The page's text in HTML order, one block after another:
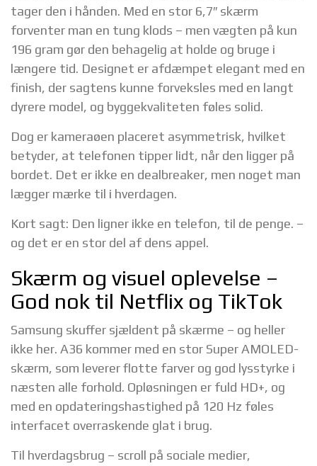
tager den i hånden. Med en stor 6,7″ skærm
forventer man en tung klods – men vægten på kun
196 gram gør den behagelig at holde og bruge i
længere tid. Designet er afdæmpet elegant med en
finish, der sagtens kunne forveksles med en langt
dyrere model, og byggekvaliteten føles solid.
Dog er kameraøen placeret asymmetrisk, hvilket
betyder, at telefonen tipper lidt, når den ligger på
bordet. Det er ikke en dealbreaker, men noget man
lægger mærke til i hverdagen.
Kort sagt: Den ligner ikke en telefon, til de penge. –
og det er en stor del af dens appel.
Skærm og visuel oplevelse –
God nok til Netflix og TikTok
Samsung skuffer sjældent på skærme – og heller
ikke her. A36 kommer med en stor Super AMOLED-
skærm, som leverer flotte farver og god lysstyrke i
næsten alle forhold. Opløsningen er fuld HD+, og
med en opdateringshastighed på 120 Hz føles
interfacet overraskende glat i brug.
Til hverdagsbrug – scroll på sociale medier,